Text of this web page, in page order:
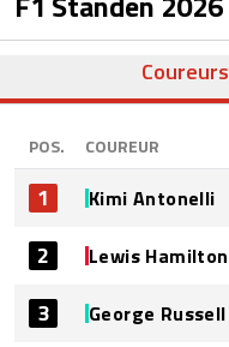
Coureurs
POS. COUREUR
1 Kimi Antonelli
2 Lewis Hamilton
3 George Russell